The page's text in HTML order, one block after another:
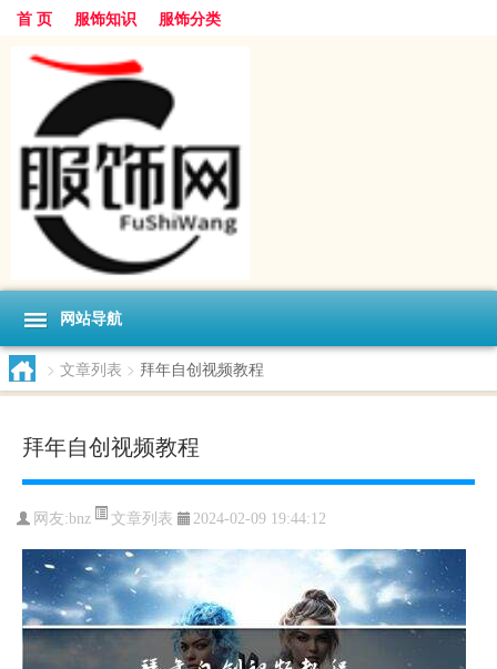
首 页 服饰知识 服饰分类
网站导航
> 文章列表 > 拜年自创视频教程
拜年自创视频教程
网友:bnz 文章列表 2024-02-09 19:44:12